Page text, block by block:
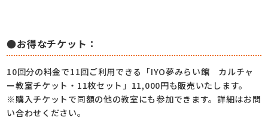
●お得なチケット：
10回分の料金で11回ご利用できる「IYO夢みらい館 カルチャ
ー教室チケット・11枚セット」11,000円も販売いたします。
※購入チケットで同額の他の教室にも参加できます。詳細はお問
い合わせください。